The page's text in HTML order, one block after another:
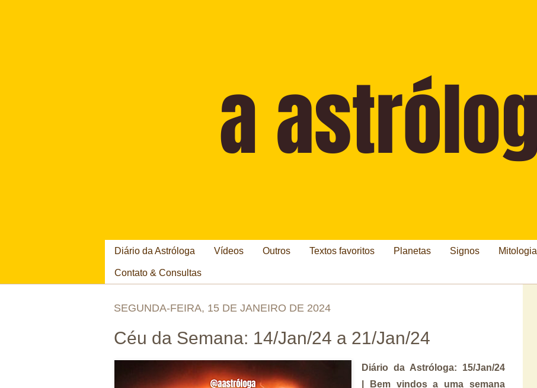
Diário da Astróloga Vídeos Outros Textos favoritos Planetas Signos Mitologia
Contato & Consultas
SEGUNDA-FEIRA, 15 DE JANEIRO DE 2024
Céu da Semana: 14/Jan/24 a 21/Jan/24
Diário da Astróloga: 15/Jan/24
| Bem vindos a uma semana